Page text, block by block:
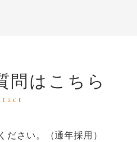
問はこちら
ださい。（通年採用）